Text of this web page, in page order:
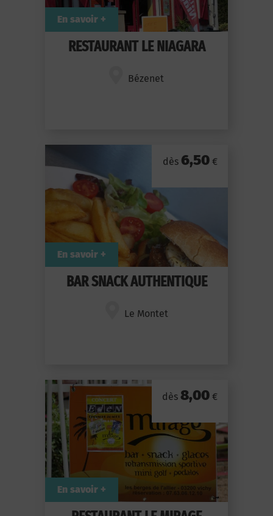
RESTAURANT LE NIAGARA
Bézenet
En savoir +
BAR SNACK AUTHENTIQUE
Le Montet
dès 6,50€
En savoir +
dès 8,00 €
En savoir +